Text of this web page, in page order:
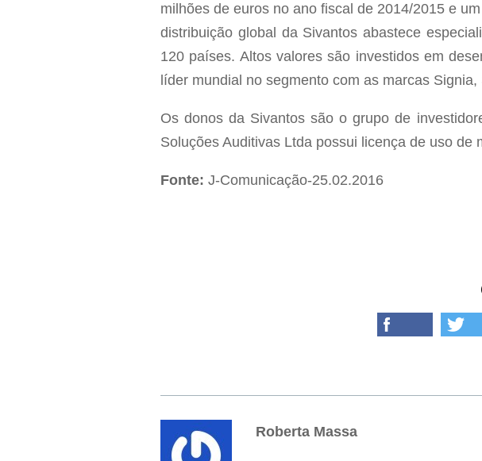
milhões de euros no ano fiscal de 2014/2015 e
distribuição global da Sivantos abastece
120 países. Altos valores são investidos em
líder mundial no segmento com as marcas
Os donos da Sivantos são o grupo de
Soluções Auditivas Ltda possui licença de uso de
Fonte: J-Comunicação-25.02.2016
Roberta Massa